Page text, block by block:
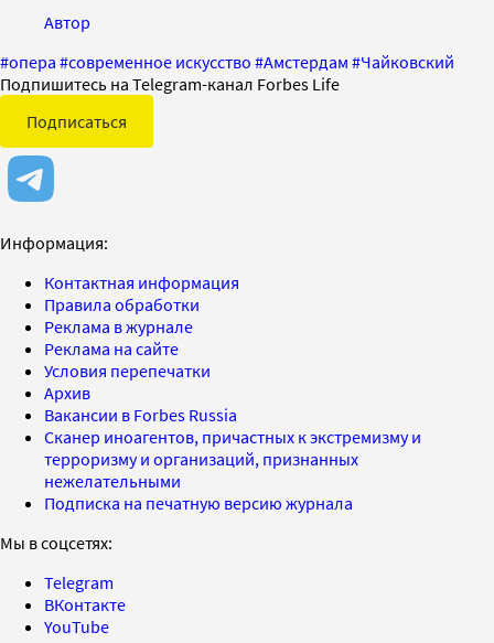
Автор
#опера #современное искусство #Амстердам #Чайковский
Подпишитесь на Telegram-канал Forbes Life
Подписаться
Информация:
Контактная информация
Правила обработки
Реклама в журнале
Реклама на сайте
Условия перепечатки
Архив
Вакансии в Forbes Russia
Сканер иноагентов, причастных к экстремизму и
терроризму и организаций, признанных
нежелательными
Подписка на печатную версию журнала
Мы в соцсетях:
Telegram
ВКонтакте
YouTube